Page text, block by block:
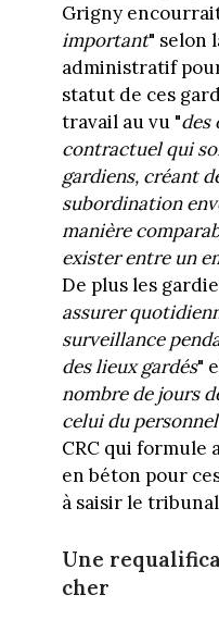
Grigny
important" selon
administratif
statut de ces
travail au vu "des
contractuel qui
gardiens, créant
subordination
manière
exister entre un
De plus les
assurer
surveillance
des lieux gardés"
nombre de jours
celui du
CRC qui formule
en béton pour
à saisir le
Une
cher